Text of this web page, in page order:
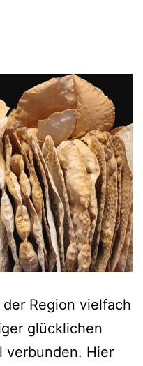
Region vielfach
glücklichen
verbunden. Hier